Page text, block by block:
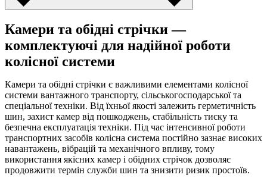
Камери та обідні стрічки —
комплектуючі для надійної роботи
колісної системи
Камери та обідні стрічки є важливими елементами колісної
системи вантажного транспорту, сільськогосподарської та
спеціальної техніки. Від їхньої якості залежить герметичність
шин, захист камер від пошкоджень, стабільність тиску та
безпечна експлуатація техніки. Під час інтенсивної роботи
транспортних засобів колісна система постійно зазнає високих
навантажень, вібрацій та механічного впливу, тому
використання якісних камер і обідних стрічок дозволяє
продовжити термін служби шин та знизити ризик простоїв.